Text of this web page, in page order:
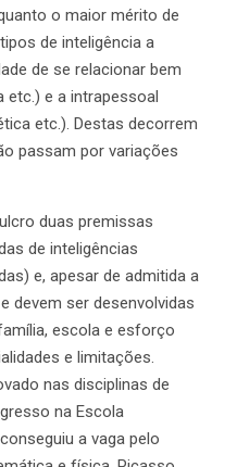
o maior mérito de
de inteligência a
de se relacionar bem
e a intrapessoal
etc.). Destas decorrem
passam por variações
duas premissas
de inteligências
e, apesar de admitida a
devem ser desenvolvidas
escola e esforço
e limitações.
nas disciplinas de
na Escola
a vaga pelo